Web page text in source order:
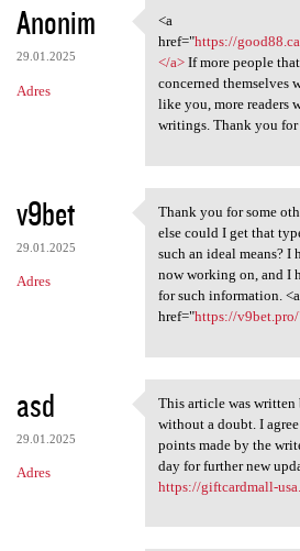
Anonim
29.01.2025
Adres
<a href="https://
<a
href="https://
</a>If more people
concerned themselves
like you, more readers
writings. Thank you
v9bet
29.01.2025
Adres
Thank you for
Thank you for some
else could I get that
such an ideal means? I
now working on, and I
for such information. <a
href="https://
asd
29.01.2025
Adres
This article was
This article was
without a doubt. I
points made by the
day for further new
https://giftcardmall-